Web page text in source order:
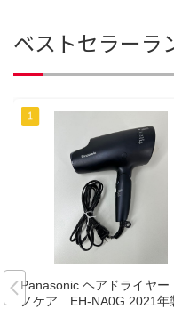
ベストセラーラ
Panasonic ヘアドライヤ
ノケア EH-NA0G 2021年